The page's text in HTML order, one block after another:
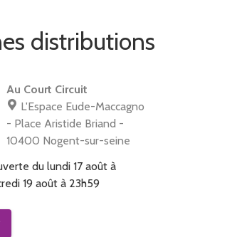
distributions
Au Court Circuit
L'Espace Eude-Maccagno
- Place Aristide Briand -
10400 Nogent-sur-seine
du lundi 17 août à
19 août à 23h59